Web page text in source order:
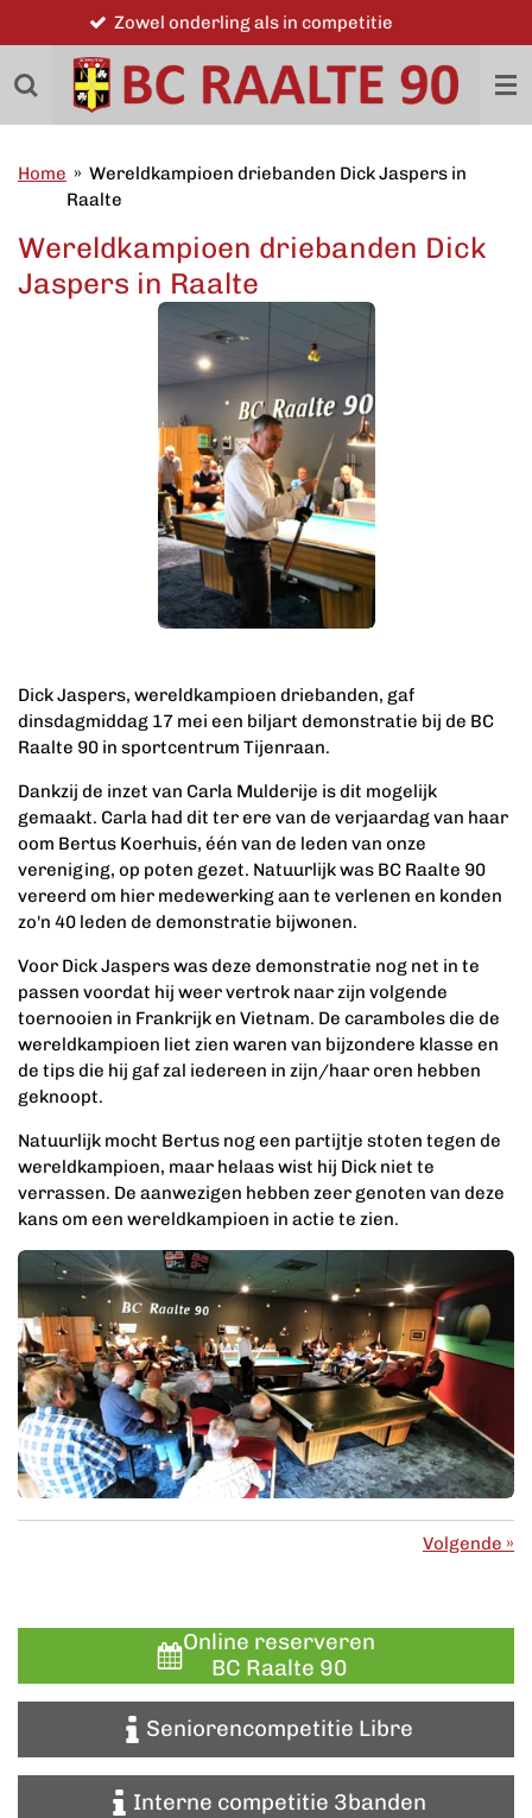
direct
naar
hoofdinhoud
Word ook lid
Home » Wereldkampioen driebanden Dick Jaspers in
Raalte
Wereldkampioen driebanden Dick
Jaspers in Raalte
Dick Jaspers, wereldkampioen driebanden, gaf
dinsdagmiddag 17 mei een biljart demonstratie bij de BC
Raalte 90 in sportcentrum Tijenraan.
Dankzij de inzet van Carla Mulderije is dit mogelijk
gemaakt. Carla had dit ter ere van de verjaardag van haar
oom Bertus Koerhuis, één van de leden van onze
vereniging, op poten gezet. Natuurlijk was BC Raalte 90
vereerd om hier medewerking aan te verlenen en konden
zo'n 40 leden de demonstratie bijwonen.
Voor Dick Jaspers was deze demonstratie nog net in te
passen voordat hij weer vertrok naar zijn volgende
toernooien in Frankrijk en Vietnam. De caramboles die de
wereldkampioen liet zien waren van bijzondere klasse en
de tips die hij gaf zal iedereen in zijn/haar oren hebben
geknoopt.
Natuurlijk mocht Bertus nog een partijtje stoten tegen de
wereldkampioen, maar helaas wist hij Dick niet te
verrassen. De aanwezigen hebben zeer genoten van deze
kans om een wereldkampioen in actie te zien.
Volgende »
Online reserveren
BC Raalte 90
Seniorencompetitie Libre
Interne competitie 3banden